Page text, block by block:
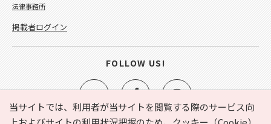
当サイトでは、利用者が当サイトを閲覧する際のサービス向
法律事務所
掲載者ログイン
FOLLOW US!